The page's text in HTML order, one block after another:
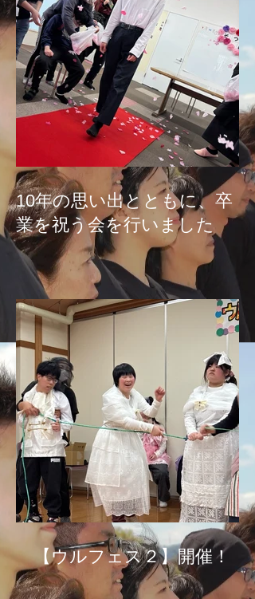
10年の思い出とともに、卒
業を祝う会を行いました
【ウルフェス２】開催！